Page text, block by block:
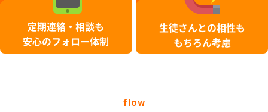
定期連絡・相談も
安心のフォロー体制
生徒さんとの相性も
もちろん考慮
flow